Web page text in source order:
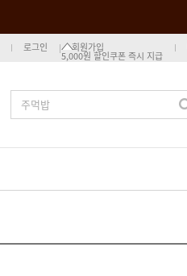
로그인 회원가입
5,000원 할인쿠폰 즉시 지급